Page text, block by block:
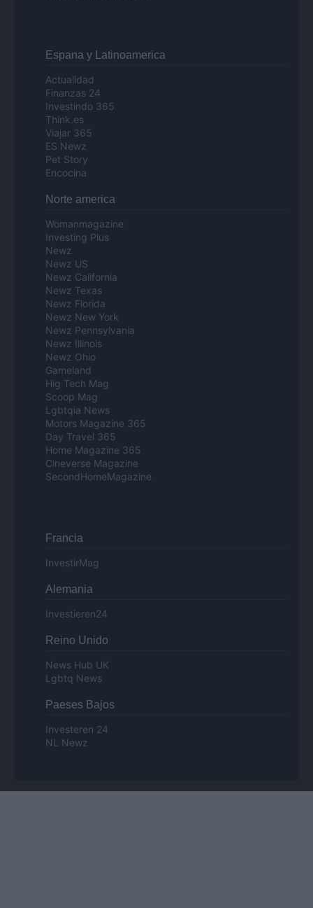
Espana y Latinoamerica
Actualidad
Finanzas 24
Investindo 365
Think.es
Viajar 365
ES Newz
Pet Story
Encocina
Norte america
Womanmagazine
Investing Plus
Newz
Newz US
Newz California
Newz Texas
Newz Florida
Newz New York
Newz Pennsylvania
Newz Illinois
Newz Ohio
Gameland
Hig Tech Mag
Scoop Mag
Lgbtqia News
Motors Magazine 365
Day Travel 365
Home Magazine 365
Cineverse Magazine
SecondHomeMagazine
Francia
InvestirMag
Alemania
Investieren24
Reino Unido
News Hub UK
Lgbtq News
Paeses Bajos
Investeren 24
NL Newz